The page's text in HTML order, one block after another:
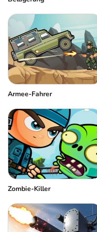
Armee-Fahrer
Zombie-Killer